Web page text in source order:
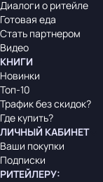
Диалоги о ритейле
Готовая еда
Стать партнером
Видео
КНИГИ
Новинки
Топ-10
Трафик без скидок?
Где купить?
ЛИЧНЫЙ КАБИНЕТ
Ваши покупки
Подписки
РИТЕЙЛЕРУ: